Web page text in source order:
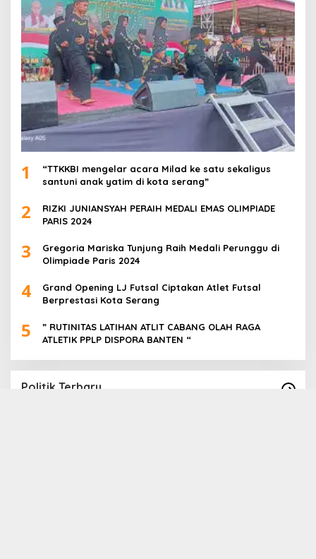
1
“TTKKBI mengelar acara Milad ke satu sekaligus
santuni anak yatim di kota serang”
2
RIZKI JUNIANSYAH PERAIH MEDALI EMAS OLIMPIADE
PARIS 2024
3
Gregoria Mariska Tunjung Raih Medali Perunggu di
Olimpiade Paris 2024
4
Grand Opening LJ Futsal Ciptakan Atlet Futsal
Berprestasi Kota Serang
5
” RUTINITAS LATIHAN ATLIT CABANG OLAH RAGA
ATLETIK PPLP DISPORA BANTEN “
Politik Terbaru